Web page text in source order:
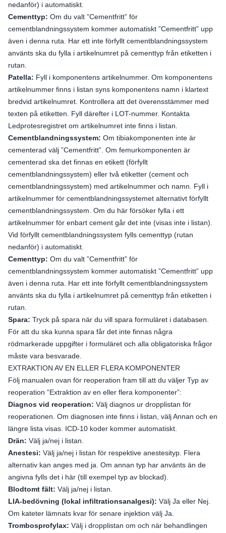
nedanför) i automatiskt.
Cementtyp: Om du valt ”Cementfritt” för
cementblandningssystem kommer automatiskt ”Cementfritt” upp
även i denna ruta. Har ett inte förfyllt cementblandningssystem
använts ska du fylla i artikelnumret på cementtyp från etiketten i
rutan.
Patella: Fyll i komponentens artikelnummer. Om komponentens
artikelnummer finns i listan syns komponentens namn i klartext
bredvid artikelnumret. Kontrollera att det överensstämmer med
texten på etiketten. Fyll därefter i LOT-nummer. Kontakta
Ledprotesregistret om artikelnumret inte finns i listan.
Cementblandningssystem: Om tibiakomponenten inte är
cementerad välj ”Cementfritt”. Om femurkomponenten är
cementerad ska det finnas en etikett (förfyllt
cementblandningssystem) eller två etiketter (cement och
cementblandningssystem) med artikelnummer och namn. Fyll i
artikelnummer för cementblandningssystemet alternativt förfyllt
cementblandningssystem. Om du här försöker fylla i ett
artikelnummer för enbart cement går det inte (visas inte i listan).
Vid förfyllt cementblandningssystem fylls cementtyp (rutan
nedanför) i automatiskt.
Cementtyp: Om du valt ”Cementfritt” för
cementblandningssystem kommer automatiskt ”Cementfritt” upp
även i denna ruta. Har ett inte förfyllt cementblandningssystem
använts ska du fylla i artikelnumret på cementtyp från etiketten i
rutan.
Spara: Tryck på spara när du vill spara formuläret i databasen.
För att du ska kunna spara får det inte finnas några
rödmarkerade uppgifter i formuläret och alla obligatoriska frågor
måste vara besvarade.
EXTRAKTION AV EN ELLER FLERA KOMPONENTER
Följ manualen ovan för reoperation fram till att du väljer Typ av
reoperation ”Extraktion av en eller flera komponenter”:
Diagnos vid reoperation: Välj diagnos ur dropplistan för
reoperationen. Om diagnosen inte finns i listan, välj Annan och en
längre lista visas. ICD-10 koder kommer automatiskt.
Drän: Välj ja/nej i listan.
Anestesi: Välj ja/nej i listan för respektive anestesityp. Flera
alternativ kan anges med ja. Om annan typ har använts än de
angivna fylls det i här (till exempel typ av blockad).
Blodtomt fält: Välj ja/nej i listan.
LIA-bedövning (lokal infiltrationsanalgesi): Välj Ja eller Nej.
Om kateter lämnats kvar för senare injektion välj Ja.
Trombosprofylax: Välj i dropplistan om och när behandlingen